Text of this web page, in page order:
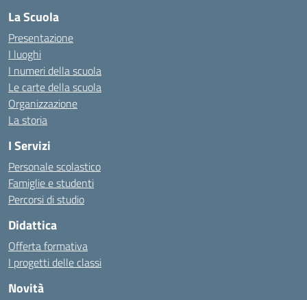
La Scuola
Presentazione
I luoghi
I numeri della scuola
Le carte della scuola
Organizzazione
La storia
I Servizi
Personale scolastico
Famiglie e studenti
Percorsi di studio
Didattica
Offerta formativa
I progetti delle classi
Novità